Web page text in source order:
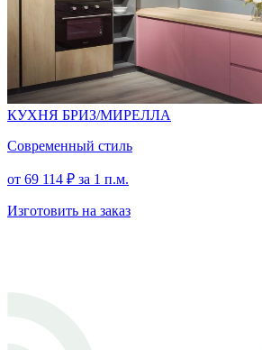
КУХНЯ БРИЗ/МИРЕЛЛА
Современный стиль
от 69 114 ₽ за 1 п.м.
Изготовить на заказ